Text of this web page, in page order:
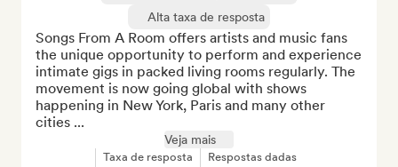
Alta taxa de resposta
Songs From A Room offers artists and music fans
the unique opportunity to perform and experience
intimate gigs in packed living rooms regularly. The
movement is now going global with shows
happening in New York, Paris and many other
cities ...
Veja mais
Taxa de resposta Respostas dadas